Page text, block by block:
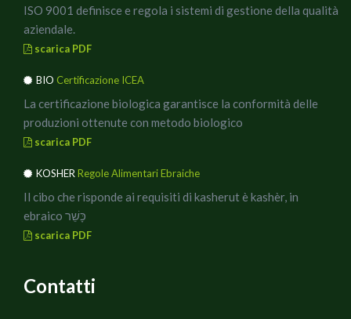
ISO 9001 definisce e regola i sistemi di gestione della qualità
aziendale.
scarica PDF
BIO Certificazione ICEA
La certificazione biologica garantisce la conformità delle
produzioni ottenute con metodo biologico
scarica PDF
KOSHER Regole Alimentari Ebraiche
Il cibo che risponde ai requisiti di kasherut è kashèr, in
ebraico כָּשֵׁר
scarica PDF
Contatti